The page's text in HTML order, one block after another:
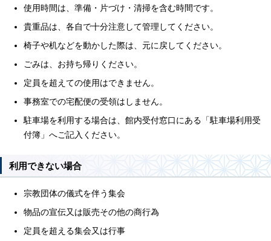
使用時間は、準備・片づけ・清掃を含む時間です。
貴重品は、各自で十分注意して管理してください。
椅子や机などを動かした際は、元に戻してください。
ごみは、お持ち帰りください。
定員を超えての使用はできません。
事務室での宅配便の受領はしません。
駐車場を利用する場合は、館内受付窓口にある「駐車場利用受
付簿」へご記入ください。
利用できない場合
宗教団体の儀式を伴う集会
物品の宣伝又は販売その他の商行為
定員を超える集会又は行事